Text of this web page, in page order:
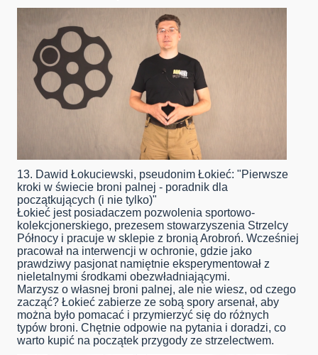
13. Dawid Łokuciewski, pseudonim Łokieć: "Pierwsze
kroki w świecie broni palnej - poradnik dla
początkujących (i nie tylko)"
Łokieć jest posiadaczem pozwolenia sportowo-
kolekcjonerskiego, prezesem stowarzyszenia Strzelcy
Północy i pracuje w sklepie z bronią Arobroń. Wcześniej
pracował na interwencji w ochronie, gdzie jako
prawdziwy pasjonat namiętnie eksperymentował z
nieletalnymi środkami obezwładniającymi.
Marzysz o własnej broni palnej, ale nie wiesz, od czego
zacząć? Łokieć zabierze ze sobą spory arsenał, aby
można było pomacać i przymierzyć się do różnych
typów broni. Chętnie odpowie na pytania i doradzi, co
warto kupić na początek przygody ze strzelectwem.